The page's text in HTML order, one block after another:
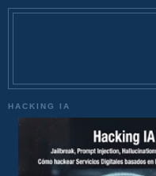
HACKING IA